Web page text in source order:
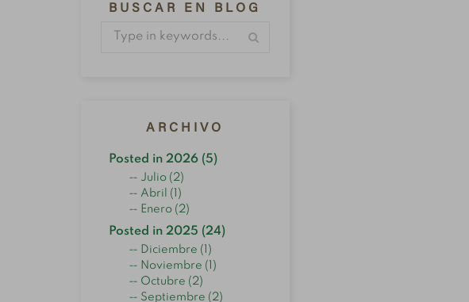
BUSCAR EN BLOG
ARCHIVO
Posted in 2026 (5)
Julio (2)
Abril (1)
Enero (2)
Posted in 2025 (24)
Diciembre (1)
Noviembre (1)
Octubre (2)
Septiembre (2)